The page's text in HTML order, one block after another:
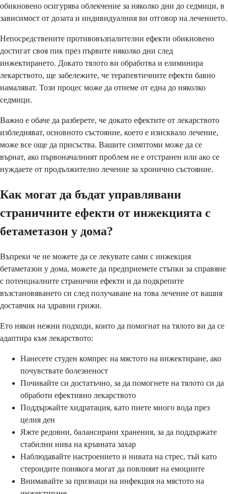
обикновено осигурява облекчение за няколко дни до седмици, в
зависимост от дозата и индивидуалния ви отговор на лечението.
Непосредствените противовъзпалителни ефекти обикновено
достигат своя пик през първите няколко дни след
инжектирането. Докато тялото ви обработва и елиминира
лекарството, ще забележите, че терапевтичните ефекти бавно
намаляват. Този процес може да отнеме от една до няколко
седмици.
Важно е обаче да разберете, че докато ефектите от лекарството
избледняват, основното състояние, което е изисквало лечение,
може все още да присъства. Вашите симптоми може да се
върнат, ако първоначалният проблем не е отстранен или ако се
нуждаете от продължително лечение за хронично състояние.
Как могат да бъдат управлявани
страничните ефекти от инжекцията с
бетаметазон у дома?
Въпреки че не можете да се лекувате сами с инжекция
бетаметазон у дома, можете да предприемете стъпки за справяне
с потенциалните странични ефекти и да подкрепите
възстановяването си след получаване на това лечение от вашия
доставчик на здравни грижи.
Ето някои нежни подходи, които да помогнат на тялото ви да се
адаптира към лекарството:
Нанесете студен компрес на мястото на инжектиране, ако
почувствате болезненост
Почивайте си достатъчно, за да помогнете на тялото си да
обработи ефективно лекарството
Поддържайте хидратация, като пиете много вода през
целия ден
Яжте редовни, балансирани хранения, за да поддържате
стабилни нива на кръвната захар
Наблюдавайте настроението и нивата на стрес, тъй като
стероидите понякога могат да повлияят на емоциите
Внимавайте за признаци на инфекция на мястото на